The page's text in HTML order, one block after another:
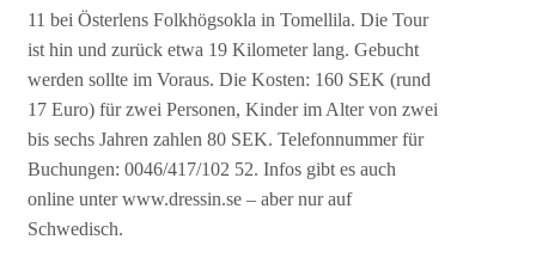
11 bei Österlens Folkhögsokla in Tomellila. Die Tour
ist hin und zurück etwa 19 Kilometer lang. Gebucht
werden sollte im Voraus. Die Kosten: 160 SEK (rund
17 Euro) für zwei Personen, Kinder im Alter von zwei
bis sechs Jahren zahlen 80 SEK. Telefonnummer für
Buchungen: 0046/417/102 52. Infos gibt es auch
online unter www.dressin.se – aber nur auf
Schwedisch.